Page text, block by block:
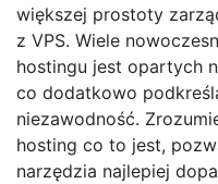
większej prostoty
z VPS. Wiele
hostingu jest opartych
co dodatkowo
niezawodność.
hosting co to jest,
narzędzia najlepiej